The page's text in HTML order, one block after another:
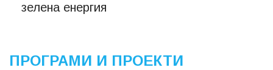
зелена енергия
ПРОГРАМИ И ПРОЕКТИ